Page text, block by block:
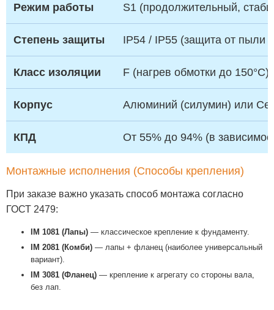
Режим работы S1 (продолжительный,
Степень защиты IP54 / IP55 (защита от пыли
Класс изоляции F (нагрев обмотки до 150°C)
Корпус Алюминий (силумин) или
КПД От 55% до 94% (в
Монтажные исполнения (Способы крепления)
При заказе важно указать способ монтажа согласно
ГОСТ 2479:
IM 1081 (Лапы) — классическое крепление к фундаменту.
IM 2081 (Комби) — лапы + фланец (наиболее универсальный
вариант).
IM 3081 (Фланец) — крепление к агрегату со стороны вала,
без лап.